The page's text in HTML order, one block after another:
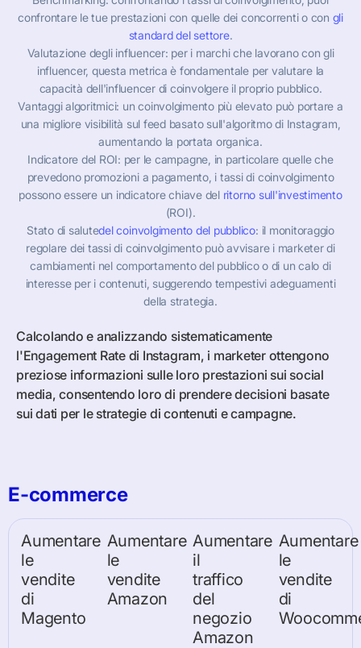
confrontare le tue prestazioni con quelle dei concorrenti o con gli
standard del settore.
Valutazione degli influencer: per i marchi che lavorano con gli
influencer, questa metrica è fondamentale per valutare la
capacità dell'influencer di coinvolgere il proprio pubblico.
Vantaggi algoritmici: un coinvolgimento più elevato può portare a
una migliore visibilità sul feed basato sull'algoritmo di Instagram,
aumentando la portata organica.
Indicatore del ROI: per le campagne, in particolare quelle che
prevedono promozioni a pagamento, i tassi di coinvolgimento
possono essere un indicatore chiave del ritorno sull'investimento
(ROI).
Stato di salutedel coinvolgimento del pubblico: il monitoraggio
regolare dei tassi di coinvolgimento può avvisare i marketer di
cambiamenti nel comportamento del pubblico o di un calo di
interesse per i contenuti, suggerendo tempestivi adeguamenti
della strategia.
Calcolando e analizzando sistematicamente
l'Engagement Rate di Instagram, i marketer ottengono
preziose informazioni sulle loro prestazioni sui social
media, consentendo loro di prendere decisioni basate
sui dati per le strategie di contenuti e campagne.
E-commerce
Aumentare
le
vendite
di
Magento
Aumentare
le
vendite
Amazon
Aumentare
il
traffico
del
negozio
Amazon
Aumentare
le
vendite
di